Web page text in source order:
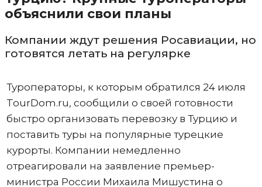
объяснили свои планы
Компании ждут решения Росавиации, но
готовятся летать на регулярке
Туроператоры, к которым обратился 24 июля
TourDom.ru, сообщили о своей готовности
быстро организовать перевозку в Турцию и
поставить туры на популярные турецкие
курорты. Компании немедленно
отреагировали на заявление премьер-
министра России Михаила Мишустина о